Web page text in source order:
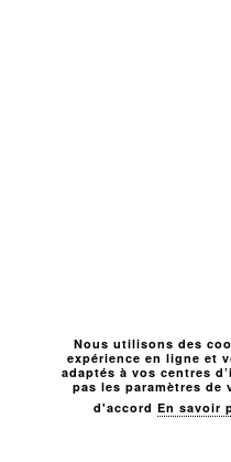
Nous utilisons des
expérience en ligne et
adaptés à vos centres
pas les paramètres de
d'accord En savoir